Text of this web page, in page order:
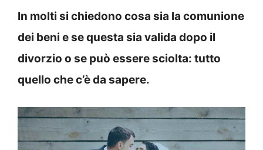
In molti si chiedono cosa sia la comunione
dei beni e se questa sia valida dopo il
divorzio o se può essere sciolta: tutto
quello che c’è da sapere.